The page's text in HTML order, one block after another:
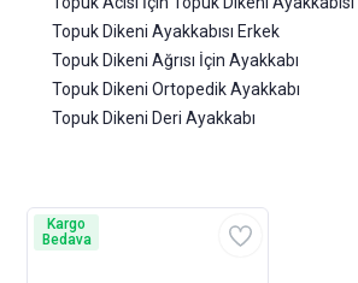
Topuk Dikeni Ayakkabısı Erkek
Topuk Dikeni Ağrısı İçin Ayakkabı
Topuk Dikeni Ortopedik Ayakkabı
Topuk Dikeni Deri Ayakkabı
Kargo
Bedava